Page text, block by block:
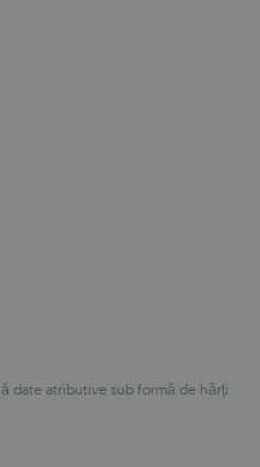
date atributive sub formă de hărți